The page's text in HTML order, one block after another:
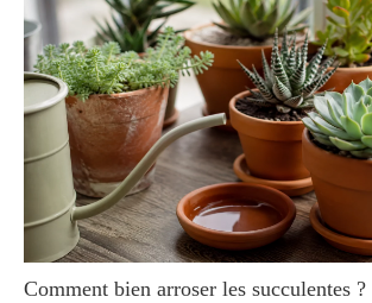
Comment bien arroser les succulentes ?